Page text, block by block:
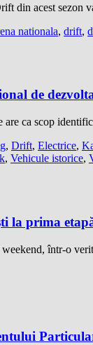
din acest
nationala, drift,
de
are ca scop
, Drift, Electrice,
, Vehicule istorice,
la prima
într-o